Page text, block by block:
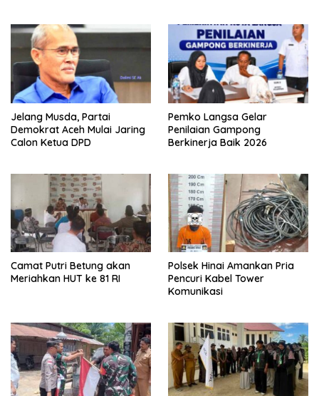
Jelang Musda, Partai
Demokrat Aceh Mulai Jaring
Calon Ketua DPD
Pemko Langsa Gelar
Penilaian Gampong
Berkinerja Baik 2026
Camat Putri Betung akan
Meriahkan HUT ke 81 RI
Polsek Hinai Amankan Pria
Pencuri Kabel Tower
Komunikasi